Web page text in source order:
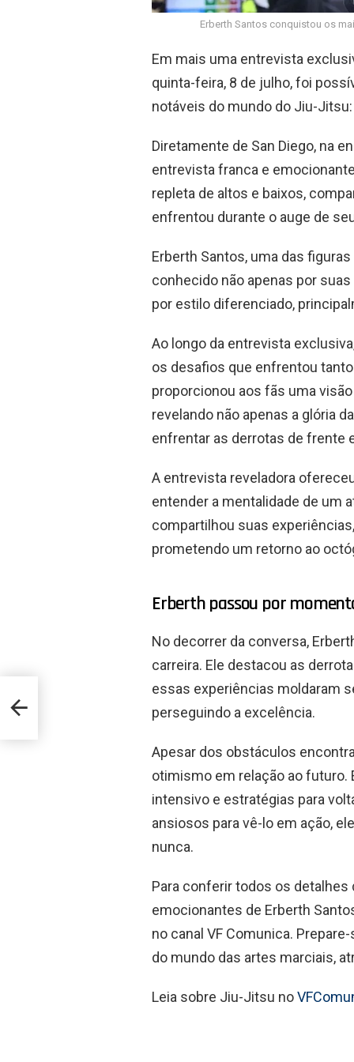
Erberth Santos conquistou os
Em mais uma entrevista
quinta-feira, 8 de julho, foi
notáveis do mundo do Jiu-
Diretamente de San Diego, na
entrevista franca e
repleta de altos e baixos,
enfrentou durante o auge de
Erberth Santos, uma das
conhecido não apenas por
por estilo diferenciado,
Ao longo da entrevista
os desafios que enfrentou
proporcionou aos fãs uma
revelando não apenas a glória
enfrentar as derrotas de frente
A entrevista reveladora
entender a mentalidade de um
compartilhou suas
prometendo um retorno ao
Erberth passou por
No decorrer da conversa,
carreira. Ele destacou as
essas experiências moldaram
perseguindo a excelência.
Apesar dos obstáculos
otimismo em relação ao
intensivo e estratégias para
ansiosos para vê-lo em ação,
nunca.
Para conferir todos os
emocionantes de Erberth
no canal VF Comunica.
do mundo das artes marciais,
Leia sobre Jiu-Jitsu no